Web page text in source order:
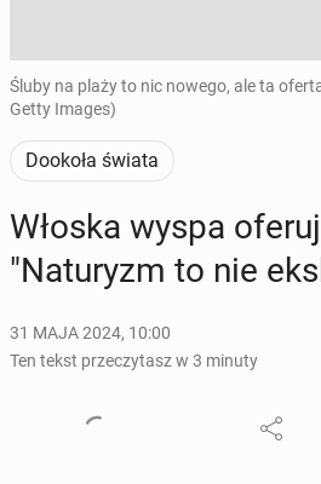
Śluby na plaży to nic nowego, ale ta
Getty Images)
Dookoła świata
Włoska wyspa
"Na­tu­ryzm to nie
31 MAJA 2024, 10:00
Ten tekst przeczytasz w 3 minuty